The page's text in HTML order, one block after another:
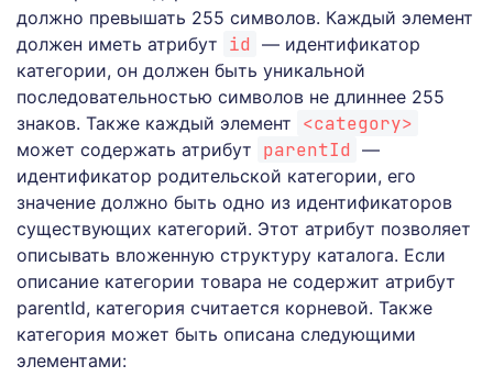
должно превышать 255 символов. Каждый элемент
должен иметь атрибут id — идентификатор
категории, он должен быть уникальной
последовательностью символов не длиннее 255
знаков. Также каждый элемент <category>
может содержать атрибут parentId —
идентификатор родительской категории, его
значение должно быть одно из идентификаторов
существующих категорий. Этот атрибут позволяет
описывать вложенную структуру каталога. Если
описание категории товара не содержит атрибут
parentId, категория считается корневой. Также
категория может быть описана следующими
элементами: